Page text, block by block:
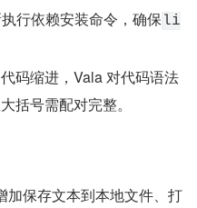
行依赖安装命令，确保 li
码缩进，Vala 对代码语法
括号需配对完整。
加保存文本到本地文件、打